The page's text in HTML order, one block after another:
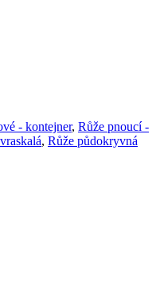
- kontejner, Růže pnoucí -
, Růže půdokryvná